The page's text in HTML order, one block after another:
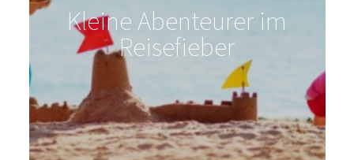
Kleine Abenteurer im
Reisefieber